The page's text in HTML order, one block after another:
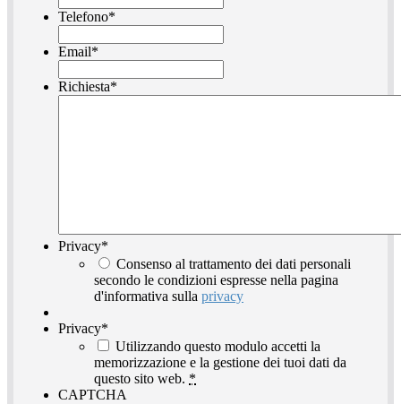
Telefono*
Email*
Richiesta*
Privacy*
Consenso al trattamento dei dati personali
secondo le condizioni espresse nella pagina
d'informativa sulla privacy
Privacy*
Utilizzando questo modulo accetti la
memorizzazione e la gestione dei tuoi dati da
questo sito web. *
CAPTCHA